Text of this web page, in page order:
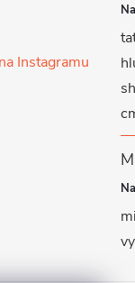
Instagramu